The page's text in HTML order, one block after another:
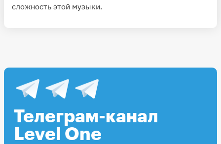
сложность этой музыки.
Телеграм-канал
Level One